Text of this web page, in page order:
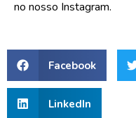
no nosso Instagram.
Facebook
LinkedIn